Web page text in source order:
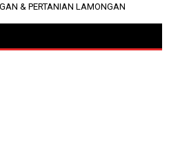
& PERTANIAN LAMONGAN